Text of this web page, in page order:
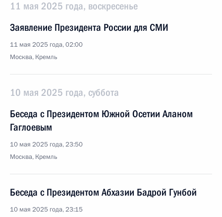
11 мая 2025 года, воскресенье
Заявление Президента России для СМИ
11 мая 2025 года, 02:00
Москва, Кремль
10 мая 2025 года, суббота
Беседа с Президентом Южной Осетии Аланом
Гаглоевым
10 мая 2025 года, 23:50
Москва, Кремль
Беседа с Президентом Абхазии Бадрой Гунбой
10 мая 2025 года, 23:15